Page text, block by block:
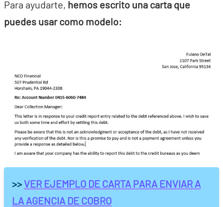
Para ayudarte, hemos escrito una carta que
puedes usar como modelo:
>> VER EJEMPLO DE CARTA PARA ENVIAR A
LA AGENCIA DE COBRO